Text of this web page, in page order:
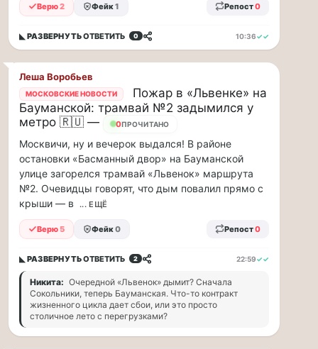
Москвичи,
привет!
Пока
мы
тут
в
столице
обсуждаем…
Москвичи,
привет!
Пока
мы
тут
в
обсуждаем
тарифы,
электробусы
и
Верю2 Фейк1 Репост0
◣ РАЗВЕРНУТЬОТВЕТИТЬ 0 10:36✓✓
Леша Воробьев
МОСКОВСКИЕ НОВОСТИ
Пожар в «Львенке» на
Бауманской: трамвай №2 задымился у
метро 🇷🇺 —
0ПРОЧИТАНО
Москвичи, ну и вечерок выдался! В районе
остановки «Басманный двор» на Бауманской
улице загорелся трамвай «Львенок» маршрута
№2. Очевидцы говорят, что дым повалил прямо с
крыши — в
... ЕЩЁ
Верю 5 Фейк0 Репост0
◣ РАЗВЕРНУТЬОТВЕТИТЬ 2 22:59✓✓
Никита: Очередной «Львенок» дымит? Сначала
Сокольники, теперь Бауманская. Что-то контракт
жизненного цикла дает сбои, или это просто
столичное лето с перегрузками?